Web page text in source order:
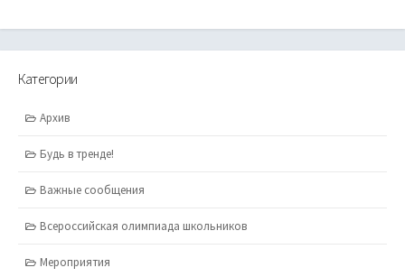
Категории
Архив
Будь в тренде!
Важные сообщения
Всероссийская олимпиада школьников
Мероприятия